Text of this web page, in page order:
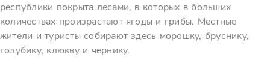
республики покрыта лесами, в которых в больших
количествах произрастают ягоды и грибы. Местные
жители и туристы собирают здесь морошку, бруснику,
голубику, клюкву и чернику.